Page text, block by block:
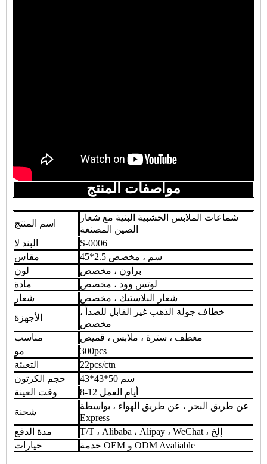
مواصفات المنتج
اسم المنتج
شماعات الملابس الخشبية البنية مع شعار
الصين المصنعة
البند لا
S-0006
مقاس
45*2.5 سم ، مخصص
لون
براون ، مخصص
مادة
لوتس وود ، مخصص
شعار
شعار البلاستيك ، مخصص
الأجهزة
خطاف جولة الذهب غير القابل للصدأ ،
مخصص
مناسب
معطف ، سترة ، ملابس ، قميص
مو
300pcs
التعبئة
22pcs/ctn
حجم الكرتون
43*43*50 سم
وقت العينة
8-12 أيام العمل
شحنة
عن طريق البحر ، عن طريق الهواء ، بواسطة
Express
مدة الدفع
T/T ، Alibaba ، Alipay ، WeChat ، إلخ
خيارات
خدمة OEM و ODM Avaliable